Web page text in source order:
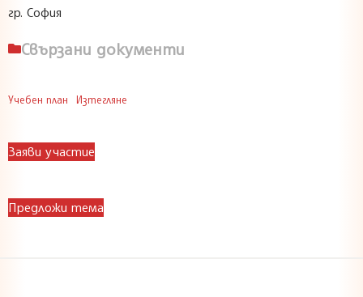
гр. София
Свързани документи
Учебен план Изтегляне
Заяви участие
Предложи тема